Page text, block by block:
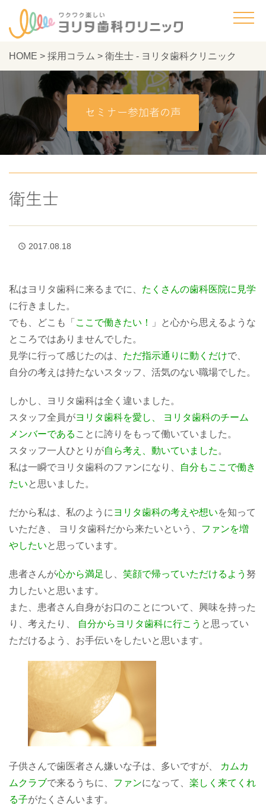
HOME > 採用コラム > 衛生士 - ヨリタ歯科クリニック
セミナー参加者の声
衛生士
access_time 2017.08.18
私はヨリタ歯科に来るまでに、 たくさんの歯科医院に見学
に行きました。
でも、どこも「 ここで働きたい！
」と心から思えるような
ところではありませんでした。
見学に行って感じたのは、 ただ指示通りに動くだけで、
自分の考えは持たないスタッフ、活気のない職場でした。
しかし、ヨリタ歯科は全く違いました。
スタッフ全員がヨリタ歯科を愛し、 ヨリタ歯科のチーム
メンバーである ことに誇りをもって働いていました。
スタッフ一人ひとりが自ら考え、動いていました 。
私は一瞬でヨリタ歯科のファンになり、
自分もここで働き
たいと思いました。
だから私は、私のように ヨリタ歯科の考えや想いを知って
いただき、 ヨリタ歯科だから来たいという、 ファンを増
やしたいと思っています。
患者さんが心から満足 し、 笑顔で帰っていただけるよう 努
力したいと思います。
また、患者さん自身がお口のことについて、興味を持った
り、考えたり、
自分からヨリタ歯科に行こう と思ってい
ただけるよう、お手伝いをしたいと思います。
子供さんで歯医者さん嫌いな子は、多いですが、
カムカ
ムクラブで来るうちに、 ファンになって、 楽しく来てくれ
る子がたくさんいます。